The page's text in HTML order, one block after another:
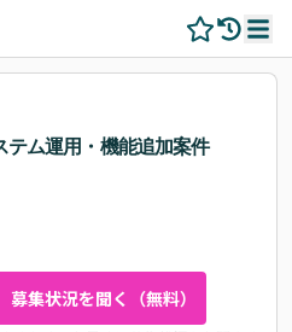
テム運用・機能追加案件
募集状況を聞く（無料）